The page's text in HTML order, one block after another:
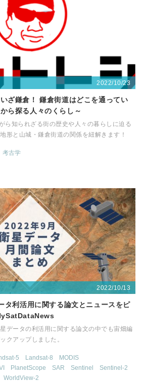
2022/10/23
ざ鎌倉！ 鎌倉街道はどこを通ってい
ら探る人々のくらし～
ら知られざる街の歴史や人々の暮らしに迫る
形と山城・鎌倉街道の関係を紐解きます！
考古学
2022/10/13
タ利活用に関する論文とニュースをピ
データの利活用に関する論文の中でも宙畑編
クアップしました。
5 Landsat-8
MODIS
PlanetScope SAR Sentinel
Sentinel-2
WorldView-2